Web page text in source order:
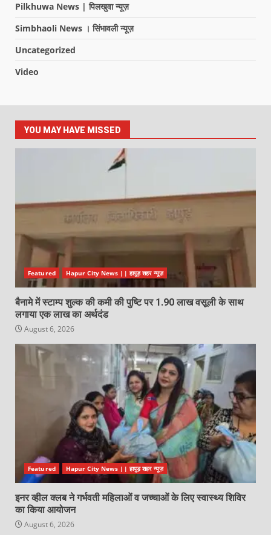
Pilkhuwa News | पिलखुवा न्यूज़
Simbhaoli News । सिंभावली न्यूज़
Uncategorized
Video
YOU MAY HAVE MISSED
Featured Hapur City News || हापुड़ शहर न्यूज़
बैनामे में स्टाम्प शुल्क की कमी की पुष्टि पर 1.90 लाख वसूली के साथ
लगाया एक लाख का अर्थदंड
August 6, 2026
Featured Hapur City News || हापुड़ शहर न्यूज़
इनर व्हील क्लब ने गर्भवती महिलाओं व जच्चाओं के लिए स्वास्थ्य शिविर
का किया आयोजन
August 6, 2026